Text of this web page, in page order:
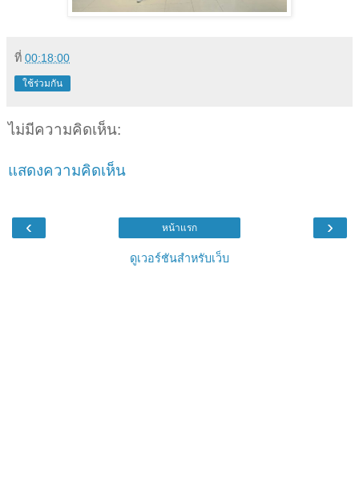
ที่ 00:18:00
ใช้ร่วมกัน
ไม่มีความคิดเห็น:
แสดงความคิดเห็น
‹ ›
หน้าแรก
ดูเวอร์ชันสำหรับเว็บ